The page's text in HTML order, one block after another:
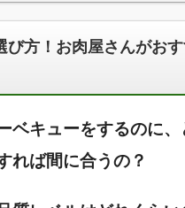
方！お肉屋さんがお
ベキューをするのに
れば間に合うの？